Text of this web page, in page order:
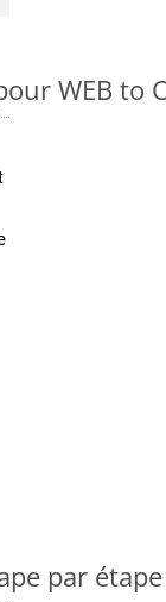
WEB to
par étape